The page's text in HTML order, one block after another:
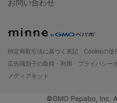
お問い合わせ
特定商取引法に基づく表記
Cookieの使
広告識別子の取得・利用
プライバシー
メディアキット
©GMO Pepabo, Inc.